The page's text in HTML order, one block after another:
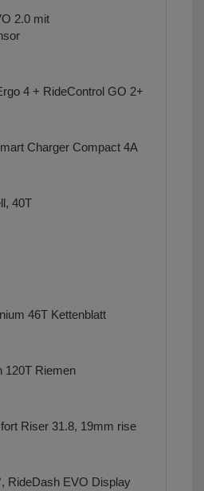
2.0 mit
4 + RideControl GO 2+
Charger Compact 4A
40T
46T Kettenblatt
120T Riemen
Riser 31.8, 19mm rise
RideDash EVO Display